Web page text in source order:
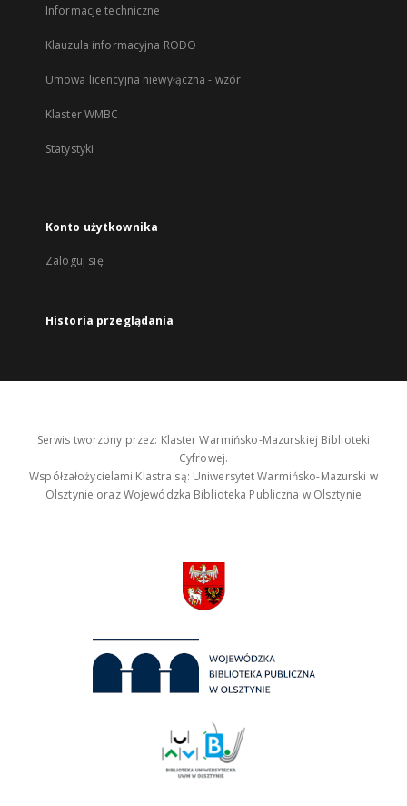
Informacje techniczne
Klauzula informacyjna RODO
Umowa licencyjna niewyłączna - wzór
Klaster WMBC
Statystyki
Konto użytkownika
Zaloguj się
Historia przeglądania
Serwis tworzony przez: Klaster Warmińsko-Mazurskiej Biblioteki
Cyfrowej.
Współzałożycielami Klastra są: Uniwersytet Warmińsko-Mazurski w
Olsztynie oraz Wojewódzka Biblioteka Publiczna w Olsztynie